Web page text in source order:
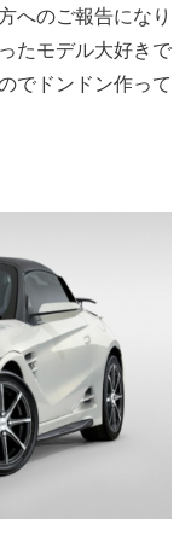
へのご報告になり
たモデル大好きで
でドンドン作って